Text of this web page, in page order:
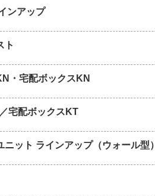
ンアップ
ト
・宅配ボックスKN
宅配ボックスKT
ニット ラインアップ（ウォール型）